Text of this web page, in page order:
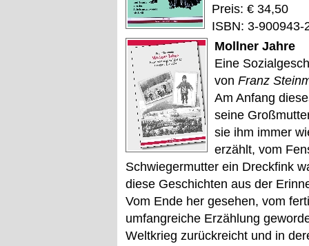
Preis: € 34,50
ISBN: 3-900943-
Mollner Jahre
Eine
von Franz
Am Anfang
seine
sie ihm immer
erzählt, vom
Schwiegermutter ein Dreckfink
diese Geschichten aus der
Vom Ende her gesehen, vom
umfangreiche Erzählung
Weltkrieg zurückreicht und in